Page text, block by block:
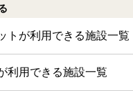
トが利用できる施設一覧
利用できる施設一覧